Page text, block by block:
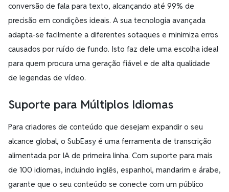
conversão de fala para texto, alcançando até 99% de
precisão em condições ideais. A sua tecnologia avançada
adapta-se facilmente a diferentes sotaques e minimiza erros
causados por ruído de fundo. Isto faz dele uma escolha ideal
para quem procura uma geração fiável e de alta qualidade
de legendas de vídeo.
Suporte para Múltiplos Idiomas
Para criadores de conteúdo que desejam expandir o seu
alcance global, o SubEasy é uma ferramenta de transcrição
alimentada por IA de primeira linha. Com suporte para mais
de 100 idiomas, incluindo inglês, espanhol, mandarim e árabe,
garante que o seu conteúdo se conecte com um público